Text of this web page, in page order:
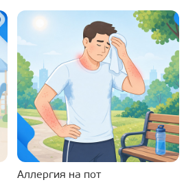
Аллергия на пот